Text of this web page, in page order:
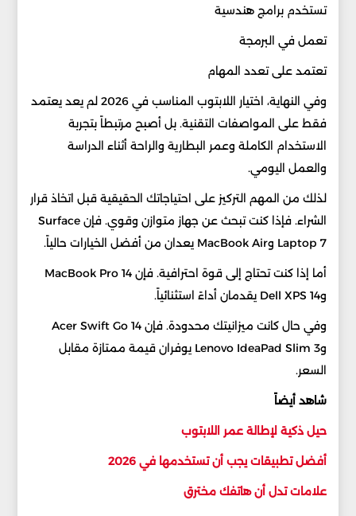
تستخدم برامج هندسية
تعمل في البرمجة
تعتمد على تعدد المهام
وفي النهاية، اختيار اللابتوب المناسب في 2026 لم يعد يعتمد
فقط على المواصفات التقنية. بل أصبح مرتبطاً بتجربة
الاستخدام الكاملة وعمر البطارية والراحة أثناء الدراسة
والعمل اليومي.
لذلك من المهم التركيز على احتياجاتك الحقيقية قبل اتخاذ قرار
الشراء. فإذا كنت تبحث عن جهاز متوازن وقوي. فإن Surface
Laptop 7 وMacBook Air يعدان من أفضل الخيارات حالياً.
أما إذا كنت تحتاج إلى قوة احترافية. فإن MacBook Pro 14
وDell XPS 14 يقدمان أداءً استثنائياً.
وفي حال كانت ميزانيتك محدودة. فإن Acer Swift Go 14
وLenovo IdeaPad Slim 3 يوفران قيمة ممتازة مقابل
السعر.
شاهد أيضاً
حيل ذكية لإطالة عمر اللابتوب
أفضل تطبيقات يجب أن تستخدمها في 2026
علامات تدل أن هاتفك مخترق